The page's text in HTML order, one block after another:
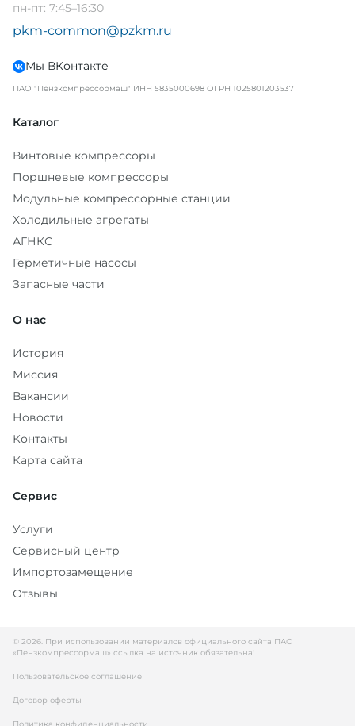
пн-пт: 7:45–16:30
pkm-common@pzkm.ru
Мы ВКонтакте
ПАО "Пензкомпрессормаш" ИНН 5835000698 ОГРН 1025801203537
Каталог
Винтовые компрессоры
Поршневые компрессоры
Модульные компрессорные станции
Холодильные агрегаты
АГНКС
Герметичные насосы
Запасные части
О нас
История
Миссия
Вакансии
Новости
Контакты
Карта сайта
Сервис
Услуги
Сервисный центр
Импортозамещение
Отзывы
© 2026. При использовании материалов официального сайта ПАО
«Пензкомпрессормаш» ссылка на источник обязательна!
Пользовательское соглашение
Договор оферты